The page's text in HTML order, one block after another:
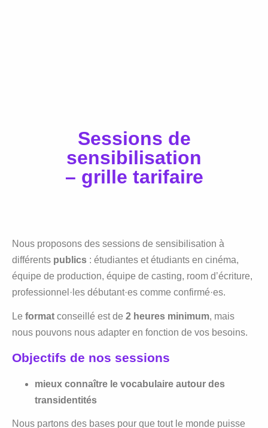
Sessions de
sensibilisation
– grille tarifaire
Nous proposons des sessions de sensibilisation à
différents publics : étudiantes et étudiants en cinéma,
équipe de production, équipe de casting, room d’écriture,
professionnel·les débutant·es comme confirmé·es.
Le format conseillé est de 2 heures minimum, mais
nous pouvons nous adapter en fonction de vos besoins.
Objectifs de nos sessions
mieux connaître le vocabulaire autour des
transidentités
Nous partons des bases pour que tout le monde puisse